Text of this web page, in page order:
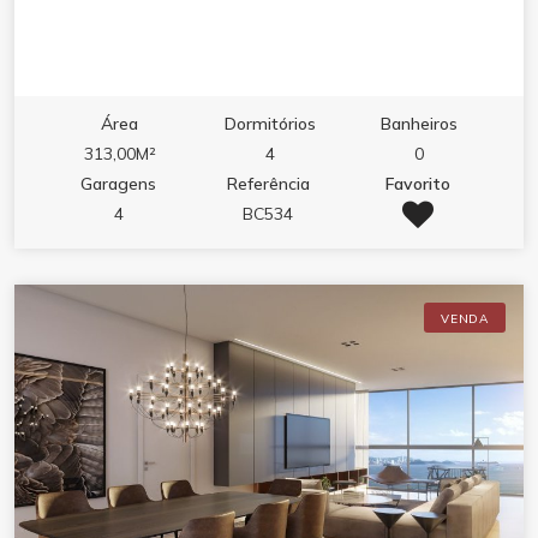
Área
313,00M²
Dormitórios
4
Banheiros
0
Garagens
4
Referência
BC534
Favorito
VENDA